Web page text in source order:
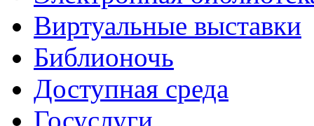
Виртуальные выставки
Библионочь
Доступная среда
Госуслуги